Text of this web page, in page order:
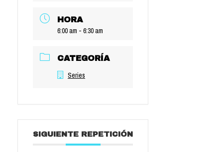
HORA
6:00 am - 6:30 am
CATEGORÍA
Series
SIGUIENTE REPETICIÓN